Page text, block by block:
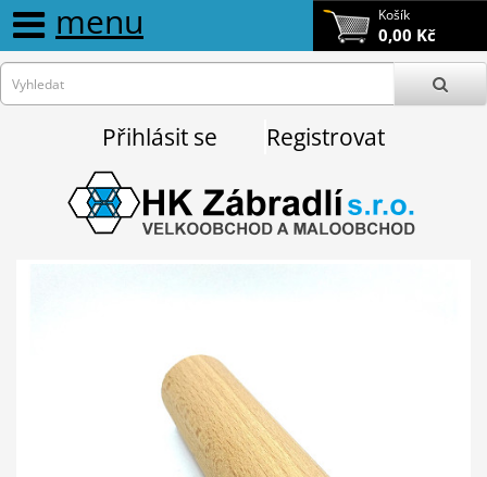
Košík
0,00 Kč
menu
Přihlásit se Registrovat